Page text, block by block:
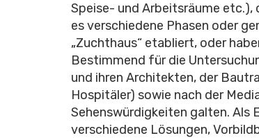
Speise- und Arbeitsräume etc.),
es verschiedene Phasen oder
„Zuchthaus“ etabliert, oder
Bestimmend für die
und ihren Architekten, der
Hospitäler) sowie nach der
Sehenswürdigkeiten galten. Als
verschiedene Lösungen,